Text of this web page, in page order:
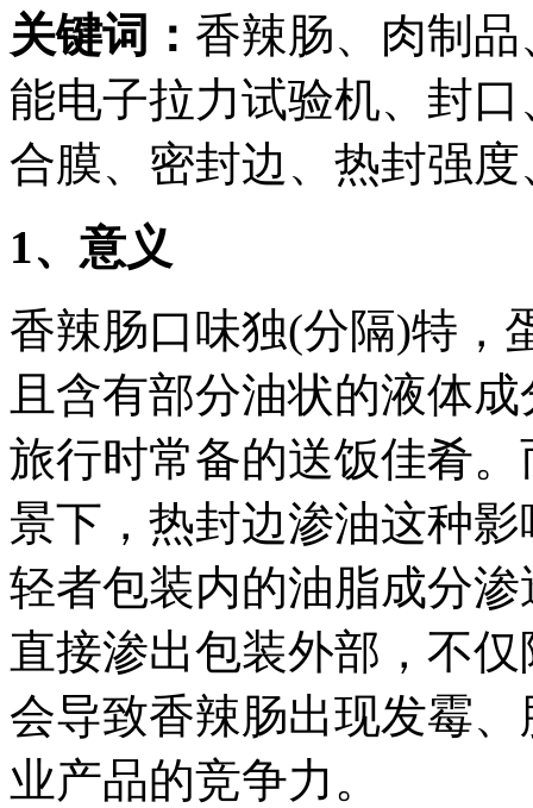
关键词： 香辣肠、肉制
能电子拉力试验机、封
合膜、密封边、热封强
1、意义
香辣肠口味独(分隔)特，
且含有部分油状的液体
旅行时常备的送饭佳肴
景下，热封边渗油这种
轻者包装内的油脂成分
直接渗出包装外部，不
会导致香辣肠出现发霉
业产品的竞争力。